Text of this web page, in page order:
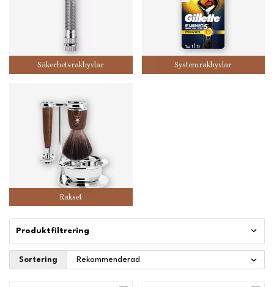
Säkerhetsrakhyvlar Systemrakhyvlar
Rakset
Produktfiltrering
Sortering